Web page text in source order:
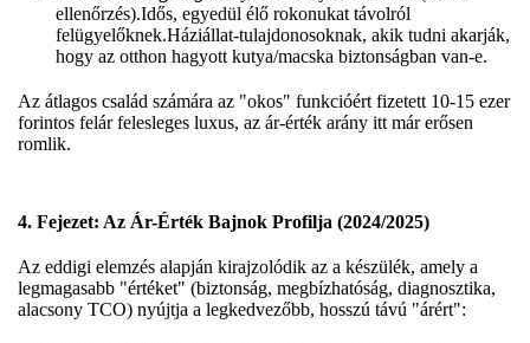
ellenőrzés).Idős, egyedül élő rokonukat távolról
felügyelőknek.Háziállat-tulajdonosoknak, akik tudni akarják,
hogy az otthon hagyott kutya/macska biztonságban van-e.
Az átlagos család számára az "okos" funkcióért fizetett 10-15 ezer
forintos felár felesleges luxus, az ár-érték arány itt már erősen
romlik.
4. Fejezet: Az Ár-Érték Bajnok Profilja (2024/2025)
Az eddigi elemzés alapján kirajzolódik az a készülék, amely a
legmagasabb "értéket" (biztonság, megbízhatóság, diagnosztika,
alacsony TCO) nyújtja a legkedvezőbb, hosszú távú "árért":